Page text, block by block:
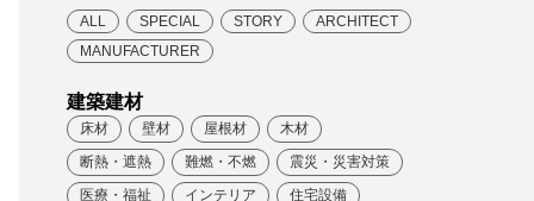
ALL SPECIAL STORY
ARCHITECT
MANUFACTURER
建築建材
床材 壁材 屋根材
木材
断熱・遮熱
難燃・不燃
震災・災害対策
医療・福祉
インテリア 住宅設備